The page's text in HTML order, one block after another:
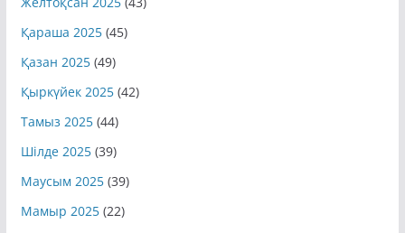
Желтоқсан 2025(43)
Қараша 2025(45)
Қазан 2025(49)
Қыркүйек 2025(42)
Тамыз 2025(44)
Шілде 2025(39)
Маусым 2025(39)
Мамыр 2025(22)